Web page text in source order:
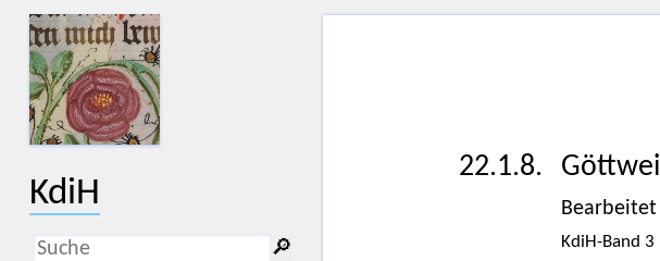
KdiH
🔎︎
22.1.8.
KdiH-Band 3